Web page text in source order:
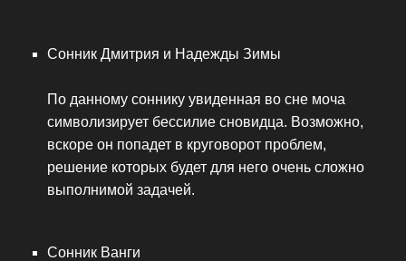
Сонник Дмитрия и Надежды Зимы
По данному соннику увиденная во сне моча
символизирует бессилие сновидца. Возможно,
вскоре он попадет в круговорот проблем,
решение которых будет для него очень сложно
выполнимой задачей.
Сонник Ванги